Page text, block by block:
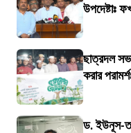
উপদেষ্টাঃ
ছাত্রদল
করার
ড. ইউনূস-